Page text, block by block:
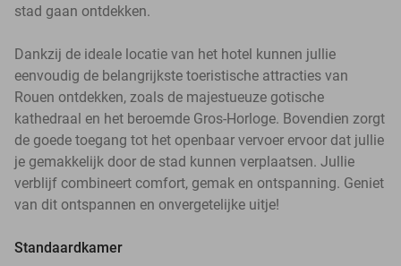
stad gaan ontdekken.
Dankzij de ideale locatie van het hotel kunnen jullie
eenvoudig de belangrijkste toeristische attracties van
Rouen ontdekken, zoals de majestueuze gotische
kathedraal en het beroemde Gros-Horloge. Bovendien zorgt
de goede toegang tot het openbaar vervoer ervoor dat jullie
je gemakkelijk door de stad kunnen verplaatsen. Jullie
verblijf combineert comfort, gemak en ontspanning. Geniet
van dit ontspannen en onvergetelijke uitje!
Standaardkamer